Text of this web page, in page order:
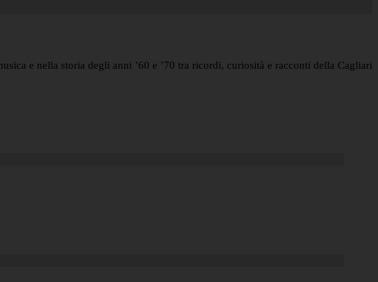
e nella storia degli anni ’60 e ’70 tra ricordi, curiosità e racconti della Cagliari